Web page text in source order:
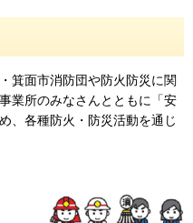
箕面市消防団や防火防災に関
業所のみなさんとともに「安
、各種防火・防災活動を通じ